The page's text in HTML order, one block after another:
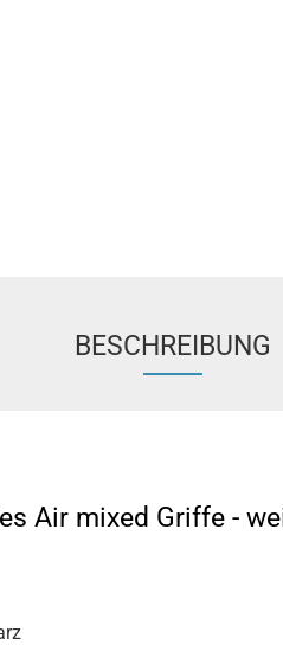
BESCHREIBUNG
Air mixed Griffe -